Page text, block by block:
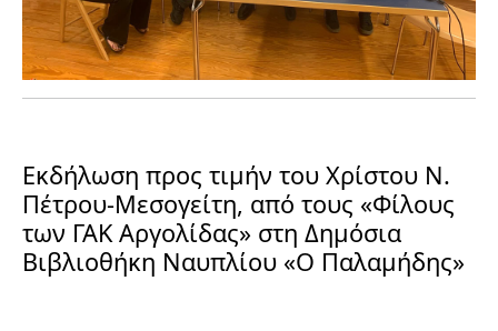
Εκδήλωση προς τιμήν του Χρίστου Ν.
Πέτρου-Μεσογείτη, από τους «Φίλους
των ΓΑΚ Αργολίδας» στη Δημόσια
Βιβλιοθήκη Ναυπλίου «Ο Παλαμήδης»